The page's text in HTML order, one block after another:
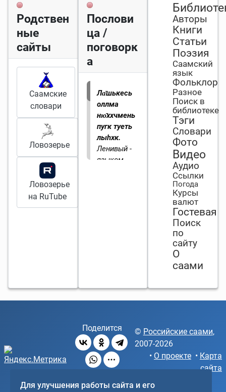
Родствен
ные
сайты
Саамские
словари
Ловозерье
Ловозерье
на RuTube
Послови
ца /
поговорк
а
Ла̄шькесь
оллма
ню̄ххчмень
пугк туеть
лыһхк.
Ленивый -
языком
Авторы
Книги
Статьи
Поэзия
Саамский
язык
Фольклор
Разное
Поиск в
библиотеке
Тэги
Словари
Фото
Видео
Аудио
Ссылки
Погода
Курсы
валют
Гостевая
Поиск
по
сайту
О
саами
Поделится © Российские саами,
2007-2026
• О проекте • Карта
сайта
Для улучшения работы сайта и его